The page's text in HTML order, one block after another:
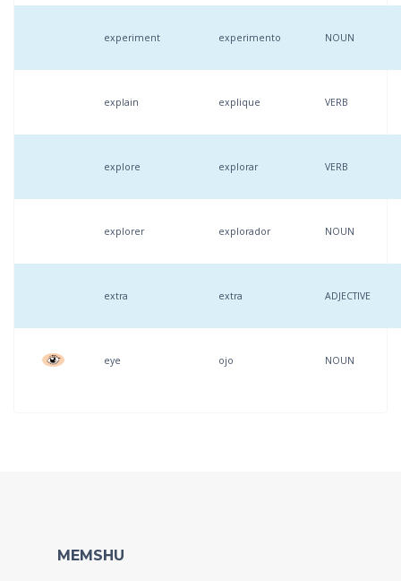
experiment experimento NOUN
explain explique VERB
explore explorar VERB
explorer explorador NOUN
extra extra ADJECTIVE
eye ojo NOUN
MEMSHU